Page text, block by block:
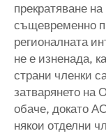
прекратяване
същевременно
регионалната
не е изненада,
страни членки
затварянето на
обаче, докато
някои отделни